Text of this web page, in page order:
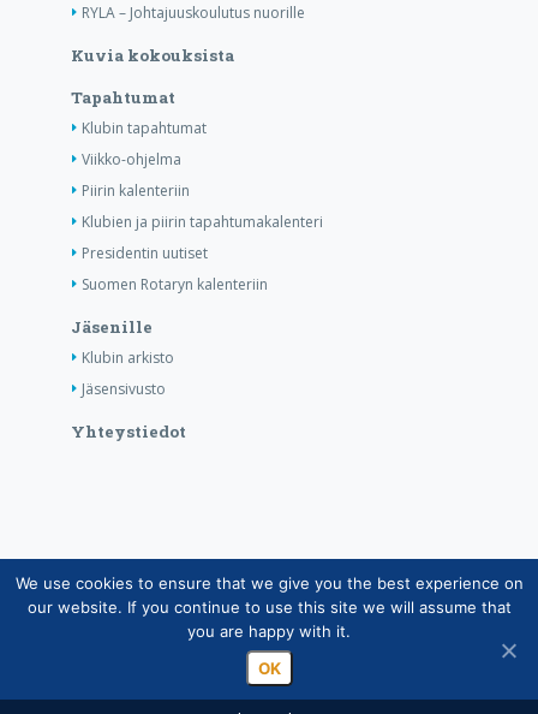
RYLA – Johtajuuskoulutus nuorille
Kuvia kokouksista
Tapahtumat
Klubin tapahtumat
Viikko-ohjelma
Piirin kalenteriin
Klubien ja piirin tapahtumakalenteri
Presidentin uutiset
Suomen Rotaryn kalenteriin
Jäsenille
Klubin arkisto
Jäsensivusto
Yhteystiedot
Copyright © Suomen Rotarypalvelu ry 2026 |
Jäsentietojärjestelmän tietosuojaseloste|Henkilötietojen
käsittely Rotarytoiminnassa
We use cookies to ensure that we give you the best experience on
our website. If you continue to use this site we will assume that
you are happy with it.
OK